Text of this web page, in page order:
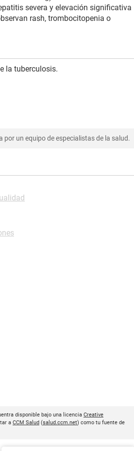
severa y elevación significativa
rash, trombocitopenia o
la tuberculosis.
un equipo de especialistas de la salud.
disponible bajo una licencia Creative
a CCM Salud (salud.ccm.net) como tu fuente de